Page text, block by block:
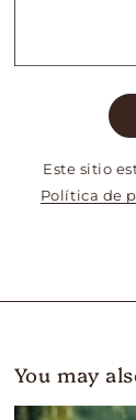
Este sitio
Política de
You may